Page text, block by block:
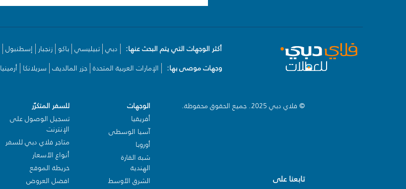
أكثر الوجهات التي يتم البحث عنها: دبي تبيليسي باكو زنجبار إسطنبول
وجهات موصى بها:
الإمارات العربية المتحدة جزر المالديف سريلانكا أرمينيا
© فلاي دبي 2025. جميع الحقوق محفوظة.
تابعنا على
الوجهات
أفريقيا
آسيا الوسطى
أوروبا
شبه القارة
الهندية
الشرق الأوسط
للسفر المتكرّر
تسجيل الوصول على
الإنترنت
متاجر فلاي دبي للسفر
أنواع الأسعار
خريطة الموقع
افضل العروض